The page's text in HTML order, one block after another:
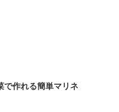
で作れる簡単マリネ